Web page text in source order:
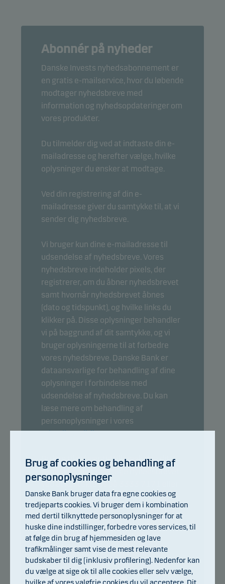
Abonnér på nyheder
Danske Invests nyhedsabonnement er
en gratis e-mailservice, hvor du løbende
modtager nyhedsbreve med
information og nyhedsopdateringer om
vores produkter.
Du tilmelder dig ved at indtaste din e-
mailadresse og herefter vælge, hvilke
oplysninger du ønsker at modtage.
Ved din registrering af din e-
mailadresse giver du samtykke til, at vi
sender dig nyhedsbreve.
Vi bruger kun dine e-mailadresse til
udsendelse af nyhedsbreve. Vores
nyhedsbreve indeholder pixels, der
registrerer, om du åbner nyhedsbrevet
samt hvornår nyhedsbrevet åbnes
(dato og tidspunkt), og hvilke links du
klikker på. Disse oplysninger behandler
vi på baggrund af dit samtykke, og vi
bruger oplysningerne til at forbedre
vores nyhedsbreve. Danske Bank er
dataansvarlige for behandling af dine
oplysninger i forbindelse med
udsendelse af nyhedsbreve. Du kan
læse mere om behandling af
personoplysninger i vores
privatlivspolitik.
Du kan til enhver tid tilbagekalde dit
samtykke til at modtage nyhedsbrevet
ved at kontakte os på 3333 7171 eller
skrive til
danskeinvest@danskeinvest.com. Du
kan også altid afmelde nyhedsbrevet
ved at klikke på linket i bunden af
nyhedsbrevet.
Brug af cookies og behandling af
personoplysninger
Danske Bank bruger data fra egne cookies og
tredjeparts cookies. Vi bruger dem i kombination
med dertil tilknyttede personoplysninger for at
huske dine indstillinger, forbedre vores services, til
at følge din brug af hjemmesiden og lave
trafikmålinger samt vise de mest relevante
budskaber til dig (inklusiv profilering). Nedenfor kan
du vælge at sige ok til alle cookies eller selv vælge,